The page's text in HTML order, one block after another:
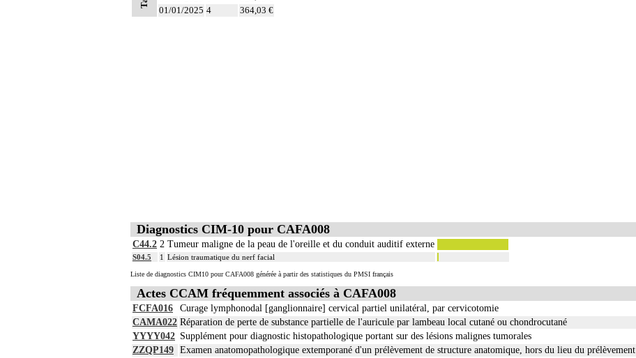
01/01/2025 4 364,03 €
Diagnostics CIM-10 pour CAFA008
C44.2 2 Tumeur maligne de la peau de l'oreille et du conduit auditif externe
S04.5 1 Lésion traumatique du nerf facial
Liste de diagnostics CIM10 pour CAFA008 générée à partir des statistiques du PMSI français
Actes CCAM fréquemment associés à CAFA008
FCFA016
Curage lymphonodal [ganglionnaire] cervical partiel unilatéral, par cervicotomie
CAMA022 Réparation de perte de substance partielle de l'auricule par lambeau local cutané ou chondrocutané
YYYY042 Supplément pour diagnostic histopathologique portant sur des lésions malignes tumorales
ZZQP149 Examen anatomopathologique extemporané d'un prélèvement de structure anatomique, hors du lieu du prélèvement